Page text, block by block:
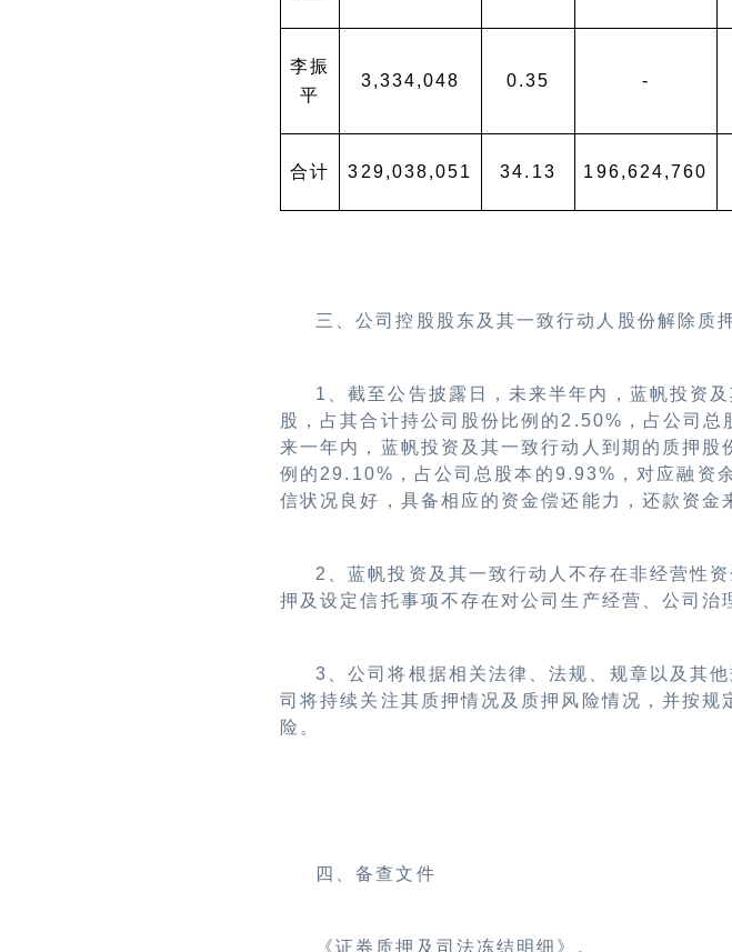
李振
平
3,334,048 0.35 -
合计 329,038,051 34.13 196,624,760
三、公司控股股东及其一致行动人股份解除质
1 、截至公告披露日，未来半年内，蓝帆投资
股，占其合计持公司股份比例的 2.50% ，占公司总
来一年内，蓝帆投资及其一致行动人到期的质押股
例的 29.10% ，占公司总股本的9.93% ，对应融资
信状况良好，具备相应的资金偿还能力，还款资金
2
、蓝帆投资及其一致行动人不存在非经营性
押及设定信托事项不存在对公司生产经营、公司治
3
、公司将根据相关法律、法规、规章以及其
司将持续关注其质押情况及质押风险情况，并按
险。
四、备查文件
《证券质押及司法冻结明细》。